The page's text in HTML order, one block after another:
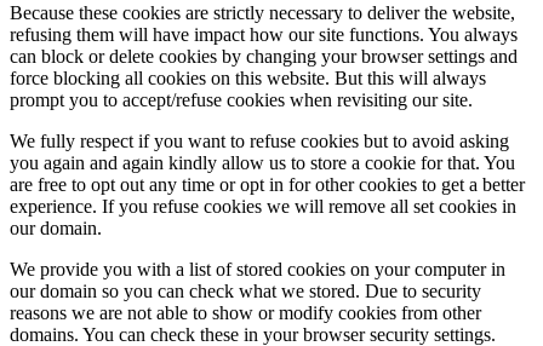
Because these cookies are strictly necessary to deliver the website,
refusing them will have impact how our site functions. You always
can block or delete cookies by changing your browser settings and
force blocking all cookies on this website. But this will always
prompt you to accept/refuse cookies when revisiting our site.
We fully respect if you want to refuse cookies but to avoid asking
you again and again kindly allow us to store a cookie for that. You
are free to opt out any time or opt in for other cookies to get a better
experience. If you refuse cookies we will remove all set cookies in
our domain.
We provide you with a list of stored cookies on your computer in
our domain so you can check what we stored. Due to security
reasons we are not able to show or modify cookies from other
domains. You can check these in your browser security settings.